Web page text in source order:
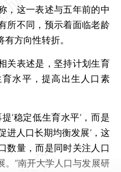
，这一表述与五年前的中
所不同，预示着面临老龄
方向性转折。
表述是，坚持计划生育
水平，提高出生人口素
稳定低生育水平’，而是
进人口长期均衡发展’，这
数量，而是同时关注人口
。”南开大学人口与发展研